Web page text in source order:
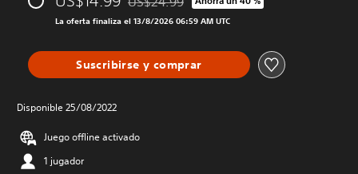
Rebajado del precio original de US$24.99
La oferta finaliza el 13/8/2026 06:59 AM UTC
Suscribirse y comprar
Disponible 25/08/2022
Juego offline activado
1 jugador